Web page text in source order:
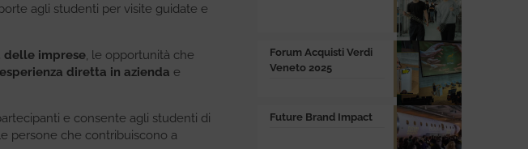
agli studenti per visite guidate e
delle imprese, le opportunità che
esperienza diretta in azienda e
e consente agli studenti di
persone che contribuiscono a
Forum Acquisti Verdi
Veneto 2025
Future Brand Impact